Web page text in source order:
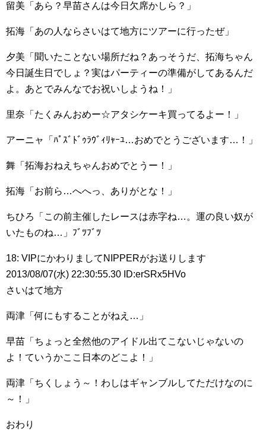
留美「あら？早苗さんは今日欠席かしら？」
拓海「あの人ならさいはて地方にツアーに行ったぜ」
夕美「聞いたことない場所だね？あっそうだ、拓海ちゃん
今日誕生日でしょ？実はパーティーの準備がしてあるんだ
よ。あとでみんなでお祝いしようね！」
里奈「たくみんおめー☆アタシケーキ買ってるよー！」
アーニャ「ﾊﾟｽﾞﾄﾞｩﾗｳﾞｨﾘｬｰﾕ…おめでとうございます…！」
舞「拓海おねえちゃんおめでとうー！」
拓海「お前ら…へへっ、ありがとな！」
ちひろ「この前主催したレースは赤字ね…。運の良い奴が
いたものね…」ﾌﾞﾂﾌﾞﾂ
18: VIPにかわりましてNIPPERがお送りします
2013/08/07(水) 22:30:55.30 ID:erSRx5HVo
さいはて地方
両津「何にもすることがねえ…」
早苗「ちょっと全然他のアイドル出てこないじゃないの
よ！ていうかここ日本のどこよ！」
両津「ちくしょう～！わしはギャンブルしてただけなのに
～！」
おわり